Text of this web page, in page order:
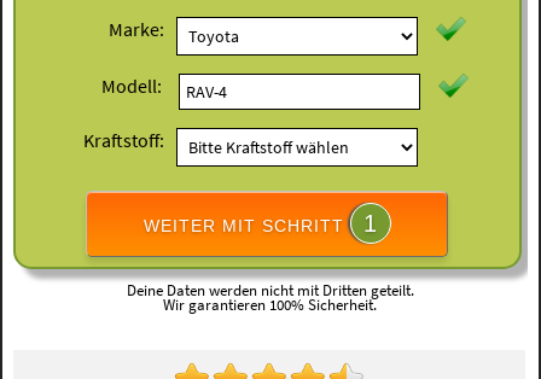
Marke:
Modell:
Kraftstoff:
WEITER MIT SCHRITT 1
Deine Daten werden nicht mit Dritten geteilt.
Wir garantieren 100% Sicherheit.